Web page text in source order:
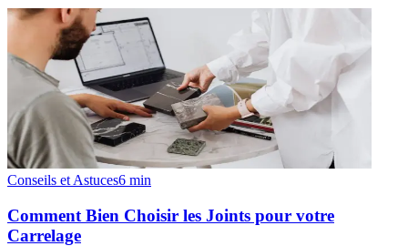
Conseils et Astuces6 min
Comment Bien Choisir les Joints pour votre
Carrelage